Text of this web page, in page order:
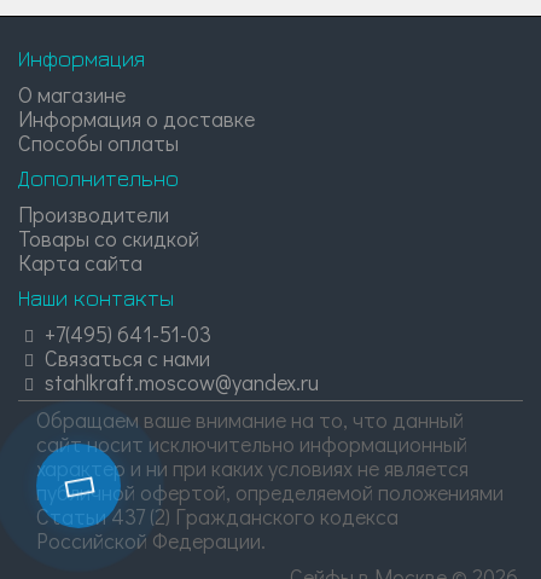
Информация
О магазине
Информация о доставке
Способы оплаты
Дополнительно
Производители
Товары со скидкой
Карта сайта
Наши контакты
+7(495) 641-51-03
Связаться с нами
stahlkraft.moscow@yandex.ru
Обращаем ваше внимание на то, что данный
сайт носит исключительно информационный
характер и ни при каких условиях не является
публичной офертой, определяемой положениями
Статьи 437 (2) Гражданского кодекса
Российской Федерации.